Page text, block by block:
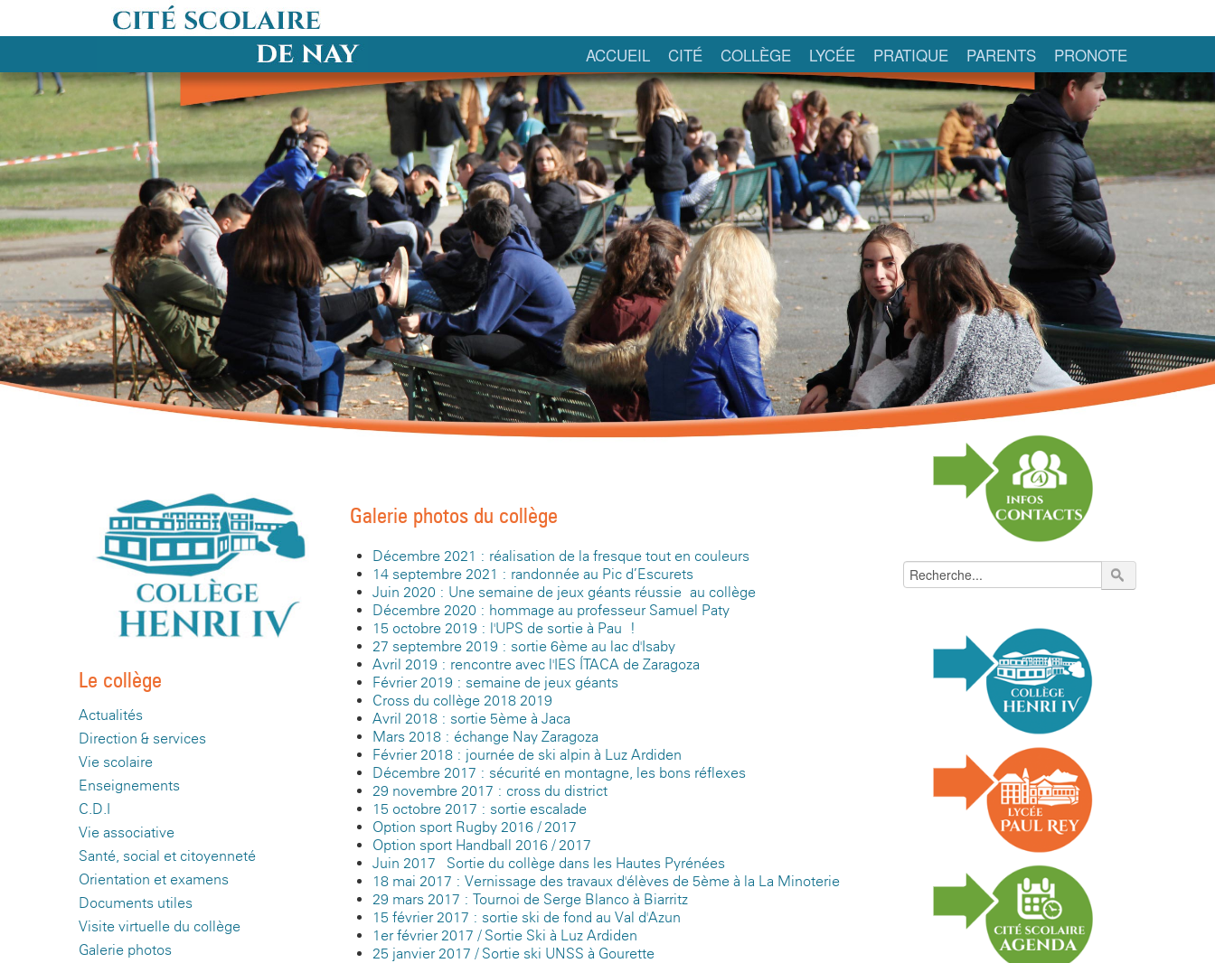
ACCUEIL CITÉ COLLÈGE LYCÉE PRATIQUE PARENTS PRONOTE
Le collège
Actualités
Direction & services
Vie scolaire
Enseignements
C.D.I
Vie associative
Santé, social et citoyenneté
Orientation et examens
Documents utiles
Visite virtuelle du collège
Galerie photos
Galerie photos du collège
Décembre 2021 : réalisation de la fresque tout en couleurs
14 septembre 2021 : randonnée au Pic d’Escurets
Juin 2020 : Une semaine de jeux géants réussie au collège
Décembre 2020 : hommage au professeur Samuel Paty
15 octobre 2019 : l'UPS de sortie à Pau !
27 septembre 2019 : sortie 6ème au lac d'Isaby
Avril 2019 : rencontre avec l'IES ÍTACA de Zaragoza
Février 2019 : semaine de jeux géants
Cross du collège 2018-2019
Avril 2018 : sortie 5ème à Jaca
Mars 2018 : échange Nay-Zaragoza
Février 2018 : journée de ski alpin à Luz-Ardiden
Décembre 2017 : sécurité en montagne, les bons réflexes
29 novembre 2017 : cross du district
15 octobre 2017 : sortie escalade
Option sport Rugby 2016 / 2017
Option sport Handball 2016 / 2017
Juin 2017 - Sortie du collège dans les Hautes Pyrénées
18 mai 2017 : Vernissage des travaux d'élèves de 5ème à la La Minoterie
29 mars 2017 : Tournoi de Serge Blanco à Biarritz
15 février 2017 : sortie ski de fond au Val d'Azun
1er février 2017 / Sortie Ski à Luz Ardiden
25 janvier 2017 / Sortie ski UNSS à Gourette